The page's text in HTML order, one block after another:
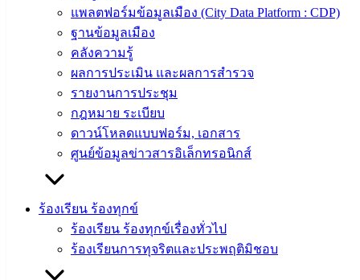
แพลตฟอร์มข้อมูลเมือง (City Data Platform : CDP)
ฐานข้อมูลเมือง
คลังความรู้
ผลการประเมิน และผลการสำรวจ
รายงานการประชุม
กฎหมาย ระเบียบ
ดาวน์โหลดแบบฟอร์ม, เอกสาร
ศูนย์ข้อมูลข่าวสารอิเล็กทรอนิกส์
ร้องเรียน ร้องทุกข์
ร้องเรียน ร้องทุกข์เรื่องทั่วไป
ร้องเรียนการทุจริตและประพฤติมิชอบ